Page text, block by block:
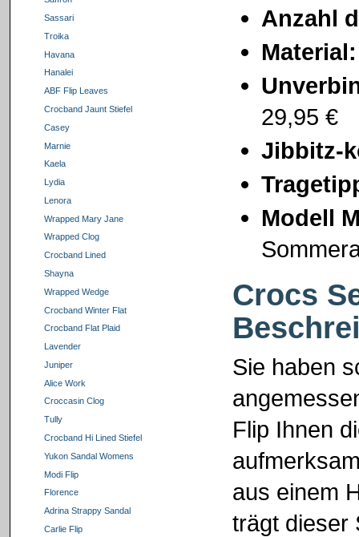
Sassari
Troika
Havana
Hanalei
ABF Flip Leaves
Crocband Jaunt Stiefel
Casey
Marnie
Kaela
Lydia
Lenora
Wrapped Mary Jane
Wrapped Clog
Crocband Lined
Shayna
Wrapped Wedge
Crocband Winter Flat
Crocband Flat Plaid
Lavender
Juniper
Alice Work
Croccasin Clog
Tully
Crocband Hi Lined Stiefel
Yukon Sandal Womens
Modi Flip
Florence
Adrina Strappy Sandal
Carlie Flip
Anzahl
29,95 €
Jibbitz-
Modell
Crocs
Sie haben
Flip Ihnen
aus einem
trägt dieser